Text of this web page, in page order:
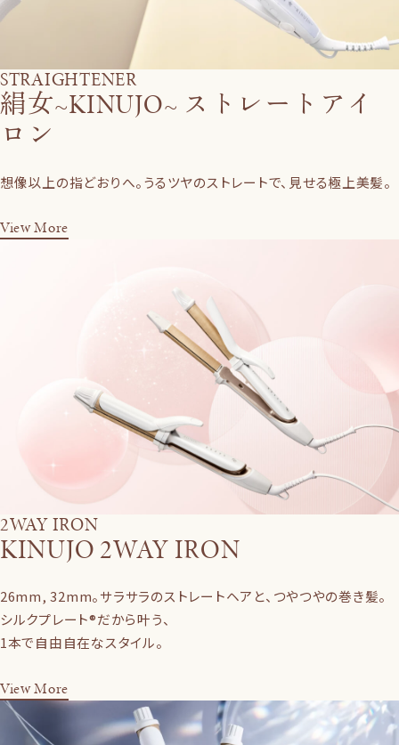
STRAIGHTENER
絹女~KINUJO~ ストレートアイ
ロン
想像以上の指どおりへ。うるツヤのストレートで、見せる極上美髪。
View More
2WAY IRON
KINUJO 2WAY IRON
26mm, 32mm。サラサラのストレートヘアと、つやつやの巻き髪。
シルクプレート®だから叶う、
1本で自由自在なスタイル。
View More